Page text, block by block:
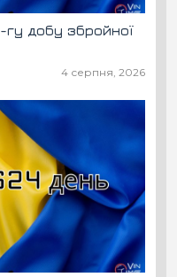
гу добу збройної
4 серпня, 2026